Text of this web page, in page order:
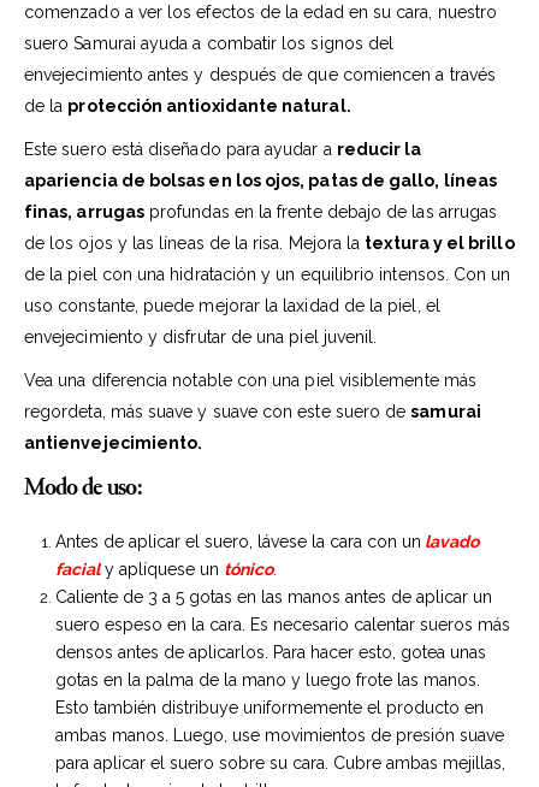
comenzado a ver los efectos de la edad en su cara, nuestro
suero Samurai ayuda a combatir los signos del
envejecimiento antes y después de que comiencen a través
de la protección antioxidante natural.
Este suero está diseñado para ayudar a reducir la
apariencia de bolsas en los ojos, patas de gallo, líneas
finas, arrugasprofundas en la frente debajo de las arrugas
de los ojos y las líneas de la risa. Mejora la textura y el brillo
de la piel con una hidratación y un equilibrio intensos. Con un
uso constante, puede mejorar la laxidad de la piel, el
envejecimiento y disfrutar de una piel juvenil.
Vea una diferencia notable con una piel visiblemente más
regordeta, más suave y suave con este suero desamurai
antienvejecimiento.
Modo de uso:
Antes de aplicar el suero, lávese la cara con un lavado
facialy aplíquese un tónico.
Caliente de 3 a 5 gotas en las manos antes de aplicar un
suero espeso en la cara. Es necesario calentar sueros más
densos antes de aplicarlos. Para hacer esto, gotea unas
gotas en la palma de la mano y luego frote las manos.
Esto también distribuye uniformemente el producto en
ambas manos. Luego, use movimientos de presión suave
para aplicar el suero sobre su cara. Cubre ambas mejillas,